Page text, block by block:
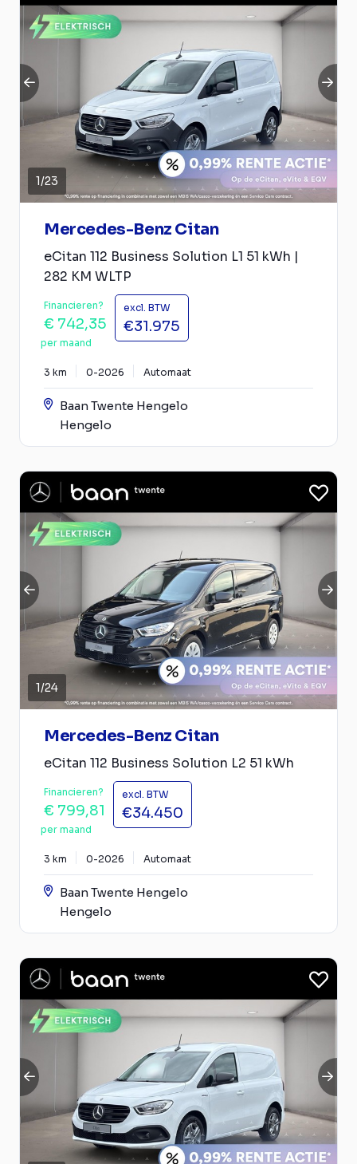
1/23
Mercedes-Benz Citan
eCitan 112 Business Solution L1 51 kWh |
282 KM WLTP
Financieren?
€ 742,35
per maand
excl. BTW
€31.975
3 km 0-2026 Automaat
Baan Twente Hengelo
Hengelo
1/24
Mercedes-Benz Citan
eCitan 112 Business Solution L2 51 kWh
Financieren?
€ 799,81
per maand
excl. BTW
€34.450
3 km 0-2026 Automaat
Baan Twente Hengelo
Hengelo